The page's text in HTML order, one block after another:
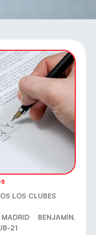
LOS CLUBES
BENJAMÍN,
21